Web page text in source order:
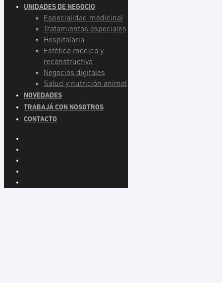
UNIDADES DE NEGOCIO
Especialidad medicinal
Tratamientos especiales
Hospitalaria
Estética médica y
reconstructiva
Negocios digitales
Salud y nutrición animal
NOVEDADES
TRABAJÁ CON NOSOTROS
CONTACTO